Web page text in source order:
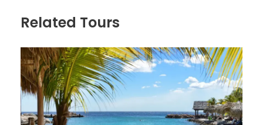
1. 에버글레이드 보트투어
3.마이애미 베이 프라이빗보트 4시간
4. 베이사이드 마켓플레이스
호텔숙박
Related Tours